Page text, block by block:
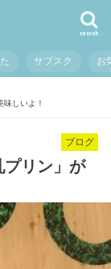
search
サブスク お
しいよ！
ブログ
プリン」が